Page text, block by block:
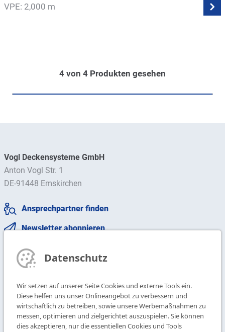
VPE: 2,000 m
4 von 4 Produkten gesehen
Vogl Deckensysteme GmbH
Anton Vogl Str. 1
DE-91448 Emskirchen
Ansprechpartner finden
Newsletter abonnieren
+49 9104 825-0
+49 9104 825-250
info@vogl-deckensysteme.de
Deckengestaltung
Systeme
Galerie
Über uns
Datenschutz
Wir setzen auf unserer Seite Cookies und externe Tools ein.
Diese helfen uns unser Onlineangebot zu verbessern und
wirtschaftlich zu betreiben, sowie unsere Werbemaßnahmen zu
messen, optimieren und zielgerichtet auszuspielen. Sie können
dies akzeptieren, nur die essentiellen Cookies und Tools